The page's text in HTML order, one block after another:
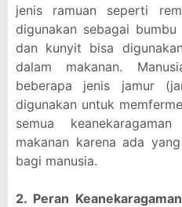
jenis ramuan seperti
digunakan sebagai
dan kunyit bisa
dalam makanan.
beberapa jenis jamur
digunakan untuk
semua
makanan karena ada
bagi manusia.
2. Peran